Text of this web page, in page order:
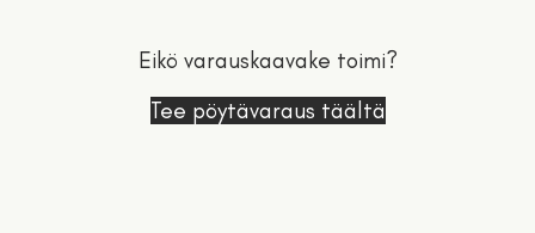
Eikö varauskaavake toimi?
Tee pöytävaraus täältä